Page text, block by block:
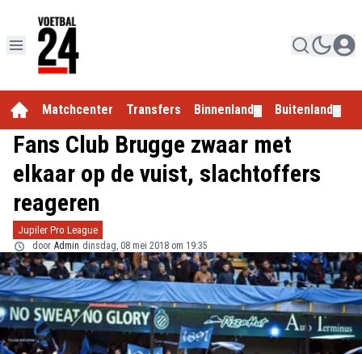
Matchcenter Transfers Binnenland Buitenland
Fans Club Brugge zwaar met
elkaar op de vuist, slachtoffers
reageren
Jupiler Pro League
door Admin dinsdag, 08 mei 2018 om 19:35